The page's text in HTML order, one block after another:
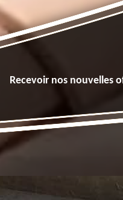
Recevoir nos nouvelles